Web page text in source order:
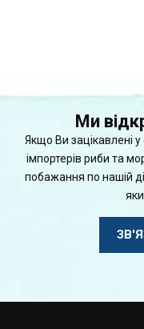
Ми
Якщо Ви зацікавлені у
імпортерів риби та
побажання по нашій